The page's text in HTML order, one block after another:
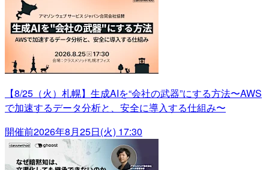
【8/25（火）札幌】生成AIを“会社の武器”にする方法〜AWS
で加速するデータ分析と、安全に導入する仕組み〜
開催前2026年8月25日(火) 17:30